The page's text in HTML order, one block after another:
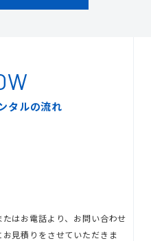
タルの流れ
たはお電話より、お問い合わせ
見積りをさせていただきま